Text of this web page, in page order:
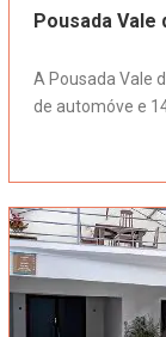
Pousada Vale
A Pousada Vale
de automóve e 14